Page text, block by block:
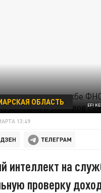
EFI
ОБЛАСТЬ
13:49
интеллект на
проверку